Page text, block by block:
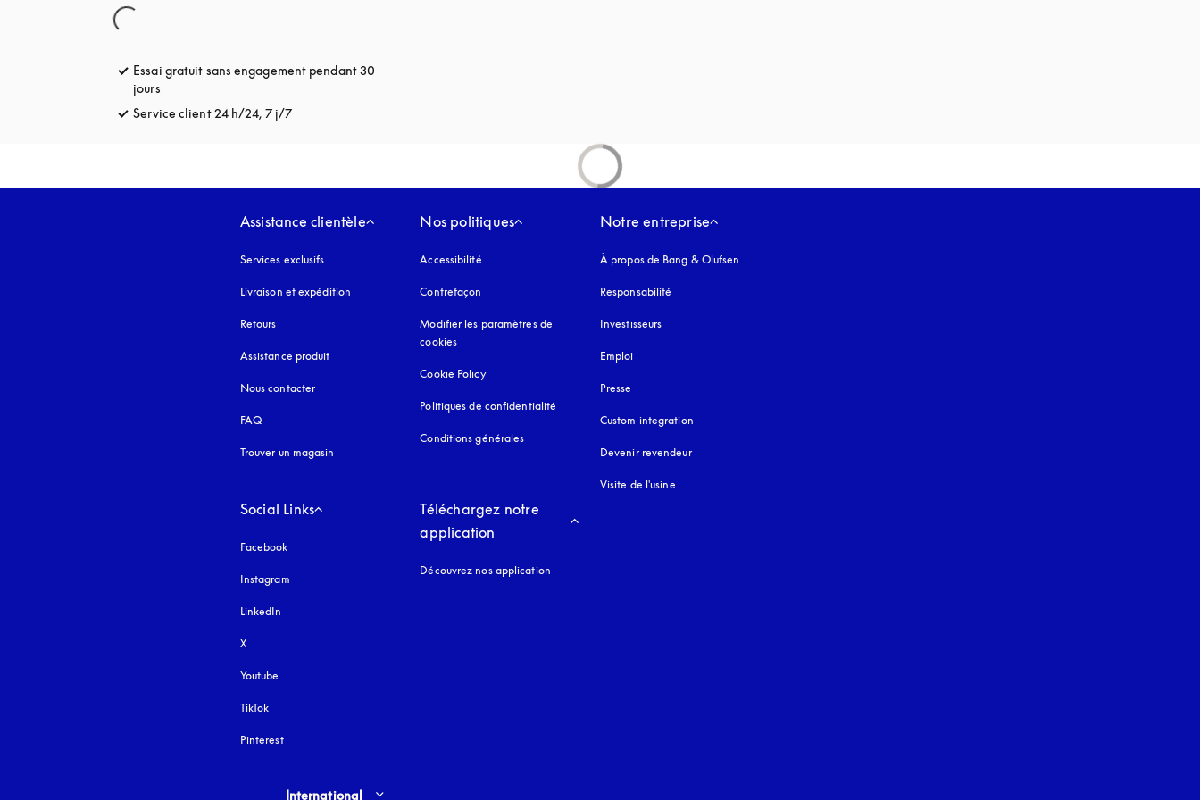
Essai gratuit sans engagement pendant 30
jours
Service client 24 h/24, 7 j/7
Assistance clientèle
Services exclusifs
Livraison et expédition
Retours
Assistance produit
Nous contacter
FAQ
Trouver un magasin
Nos politiques
Accessibilité s’ouvre dans un nouvel onglet
Contrefaçon s’ouvre dans un nouvel onglet
Modifier les paramètres de
cookies
Cookie Policys’ouvre dans un nouvel onglet
Politiques de confidentialité
Conditions générales
Notre entreprise
À propos de Bang & Olufsen
Responsabilité
Investisseurs
Emploi
Presse
Custom integration
Devenir revendeur
Visite de l'usine
Social Links
Facebook
Instagram
LinkedIn
X
Youtube
TikTok
Pinterest
Téléchargez notre
application
Découvrez nos application
Select country and language
International